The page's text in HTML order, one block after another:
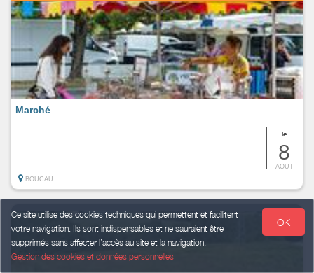
Ce site utilise des cookies techniques qui permettent et facilitent
votre navigation. Ils sont indispensables et ne sauraient être
supprimés sans affecter l’accès au site et la navigation.
Gestion des cookies et données personnelles
OK
le
8
AOUT
Marché
BOUCAU